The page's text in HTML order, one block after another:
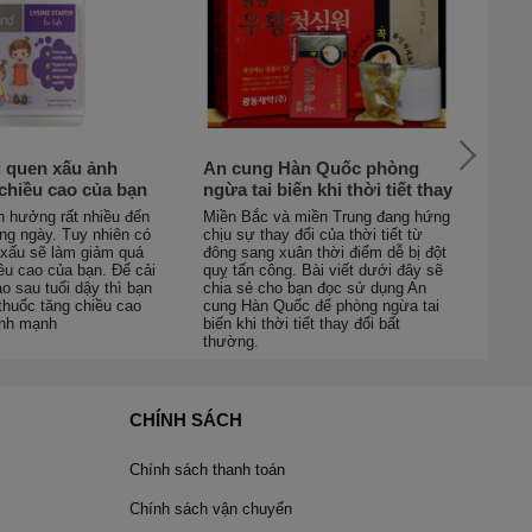
xấu ảnh
cao của bạn
hưởng rất nhiều đến
ngày. Tuy nhiên có
sẽ làm giảm quá
cao của bạn. Để cải
sau tuổi dậy thì bạn
tăng chiều cao
mạnh
An cung Hàn Quốc phòng
ngừa tai biến khi thời tiết thay
đổi
Miền Bắc và miền Trung đang hứng
chịu sự thay đổi của thời tiết từ
đông sang xuân thời điểm dễ bị đột
quỵ tấn công. Bài viết dưới đây sẽ
chia sẻ cho bạn đọc sử dụng An
cung Hàn Quốc để phòng ngừa tai
biến khi thời tiết thay đổi bất
thường.
CHÍNH SÁCH
Chính sách thanh toán
Chính sách vận chuyển